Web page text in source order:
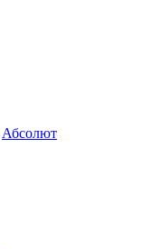
Абсолют